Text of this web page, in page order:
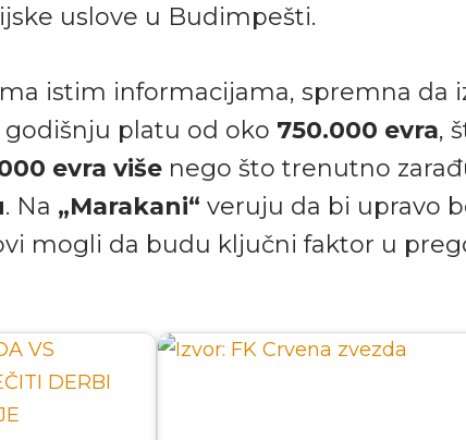
uslove u Budimpešti.
istim informacijama, spremna da
platu od oko 750.000 evra,
evra više nego što trenutno
. Na „Marakani“ veruju da bi upravo
mogli da budu ključni faktor u